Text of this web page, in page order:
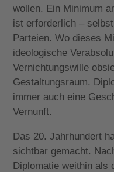
wollen. Ein Minimum
ist erforderlich –
Parteien. Wo dieses
ideologische
Vernichtungswille
Gestaltungsraum.
immer auch eine
Vernunft.
Das 20. Jahrhundert
sichtbar gemacht.
Diplomatie weithin als